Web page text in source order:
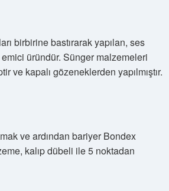
birbirine bastırarak yapılan, ses
üründür. Sünger malzemeleri
ve kapalı gözeneklerden yapılmıştır.
ve ardından bariyer Bondex
kalıp dübeli ile 5 noktadan